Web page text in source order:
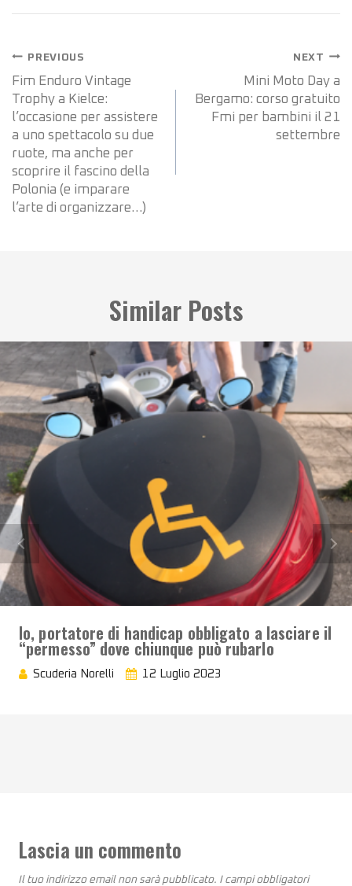
PREVIOUS
Fim Enduro Vintage
Trophy a Kielce:
l’occasione per assistere
a uno spettacolo su due
ruote, ma anche per
scoprire il fascino della
Polonia (e imparare
l’arte di organizzare…)
NEXT
Mini Moto Day a
Bergamo: corso gratuito
Fmi per bambini il 21
settembre
Similar Posts
Io, portatore di handicap obbligato a lasciare il
“permesso” dove chiunque può rubarlo
Scuderia Norelli 12 Luglio 2023
Lascia un commento
Il tuo indirizzo email non sarà pubblicato. I campi obbligatori